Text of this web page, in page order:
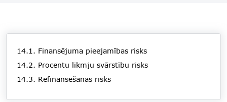
14.1. Finansējuma pieejamības risks
14.2. Procentu likmju svārstību risks
14.3. Refinansēšanas risks